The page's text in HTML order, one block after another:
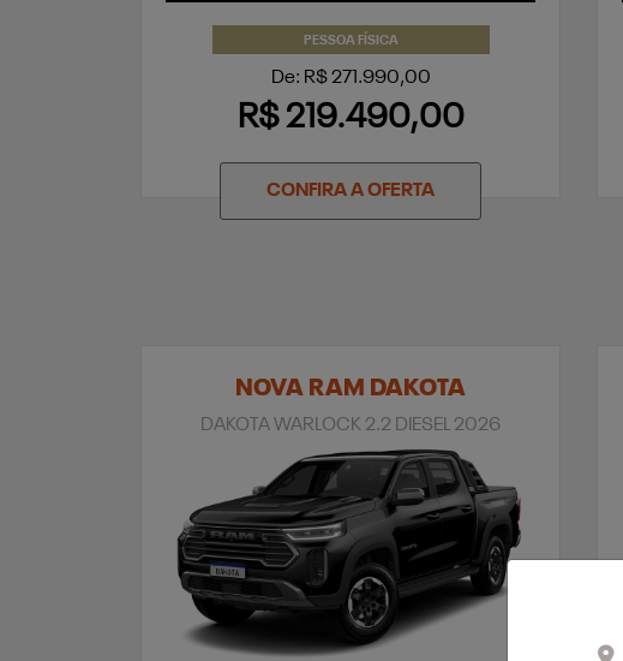
PESSOA FÍSICA
De: R$ 271.990,00
R$ 219.490,00
CONFIRA A OFERTA
NOVA RAM DAKOTA
DAKOTA WARLOCK 2.2 DIESEL 2026